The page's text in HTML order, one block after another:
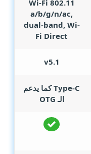
Wi-Fi 802.11
a/b/g/n/ac,
dual-band, Wi-
Fi Direct
v5.1
Type-C كما يدعم
الـ OTG